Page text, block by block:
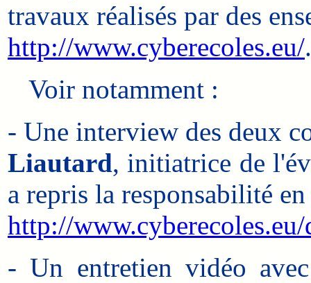
travaux réalisés par des
http://www.cyberecoles.eu/.
Voir notamment :
- Une interview des deux
Liautard, initiatrice de
a repris la responsabilité
http://
- Un entretien vidéo